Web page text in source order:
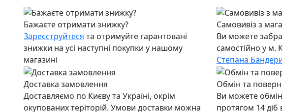
Бажаєте отримати знижку?
Зареєструйтеся та отримуйте гарантовані
знижки на усі наступні покупки у нашому
магазині
Самовивіз з
Ви можете
самостійно у м.
Степана
Доставка замовлення
Доставляємо по Києву та Україні, окрім
окупованих теріторій. Умови доставки можна
Обмін та
Ви можете
протягом 14 діб